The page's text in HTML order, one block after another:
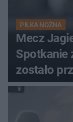
PIŁKA NOŻNA
Mecz
Spotkanie
zostało